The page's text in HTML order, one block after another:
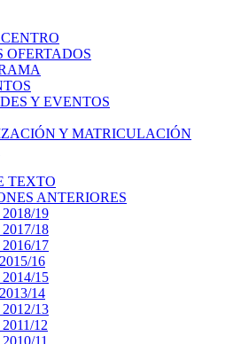
OFERTADOS
Y EVENTOS
Y MATRICULACIÓN
TEXTO
ANTERIORES
19
18
17
16
15
14
13
12
11